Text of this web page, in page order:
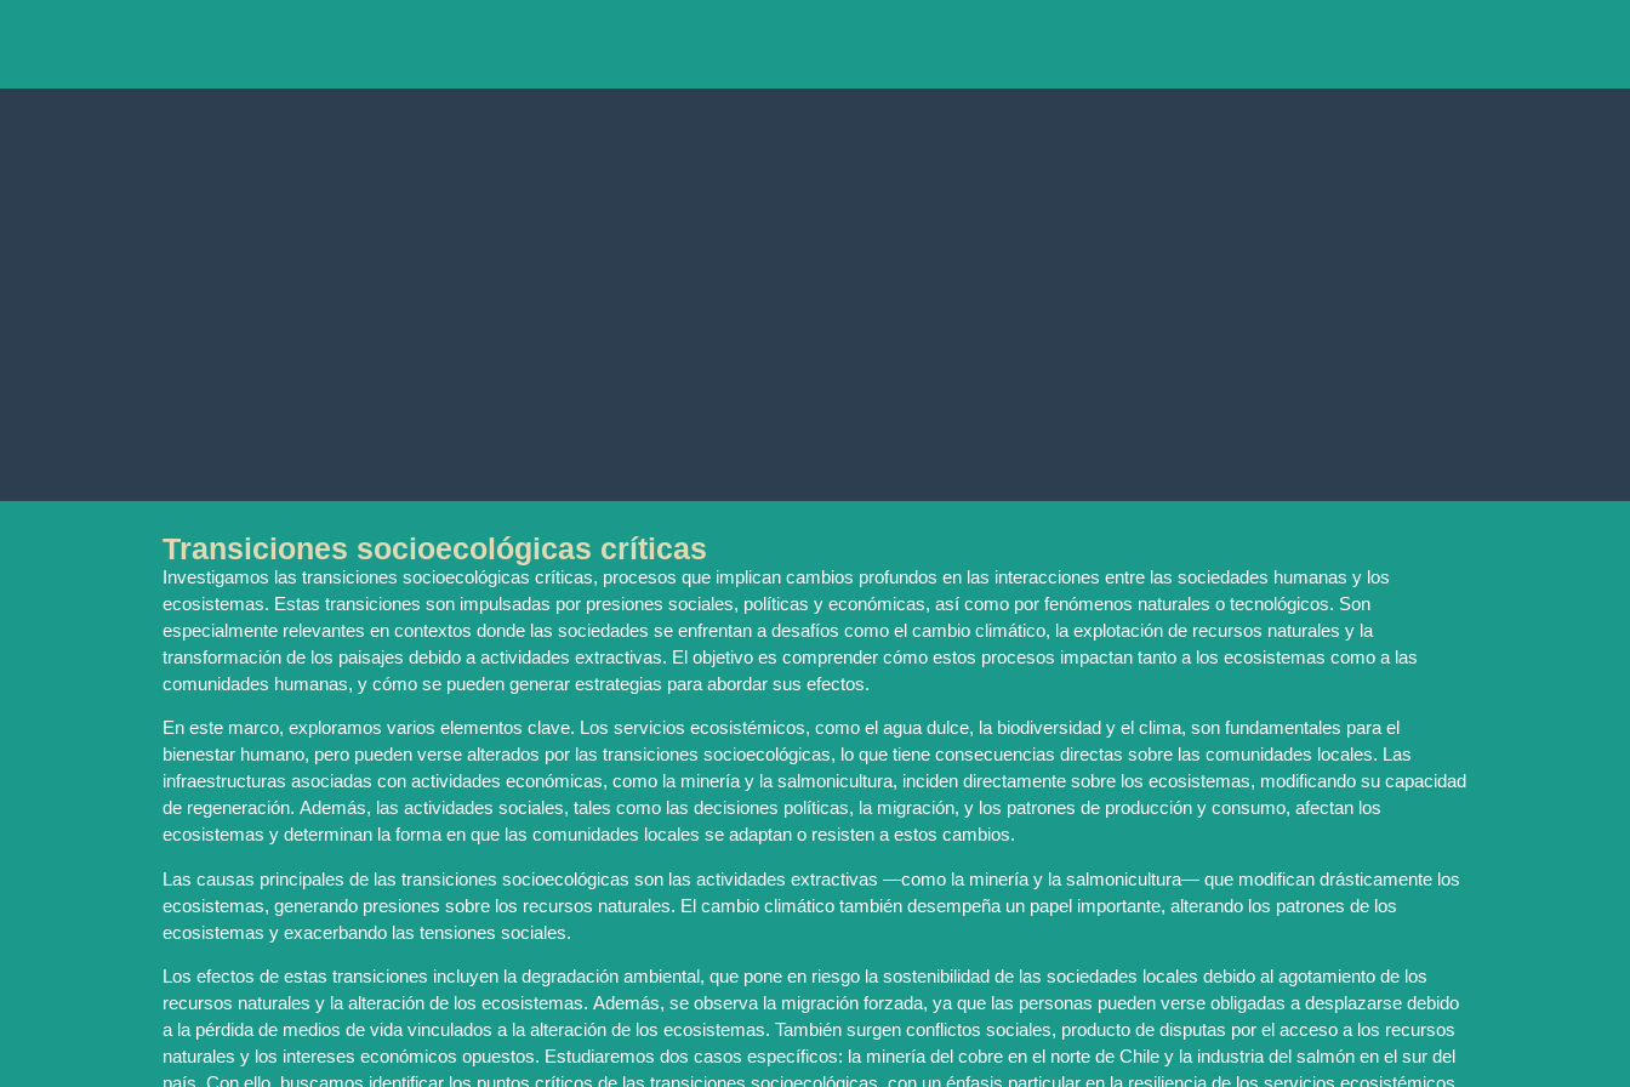
Transiciones socioecológicas críticas
Investigamos las transiciones socioecológicas críticas, procesos que implican cambios profundos en las interacciones entre las sociedades humanas y los
ecosistemas. Estas transiciones son impulsadas por presiones sociales, políticas y económicas, así como por fenómenos naturales o tecnológicos. Son
especialmente relevantes en contextos donde las sociedades se enfrentan a desafíos como el cambio climático, la explotación de recursos naturales y la
transformación de los paisajes debido a actividades extractivas. El objetivo es comprender cómo estos procesos impactan tanto a los ecosistemas como a las
comunidades humanas, y cómo se pueden generar estrategias para abordar sus efectos.
En este marco, exploramos varios elementos clave. Los servicios ecosistémicos, como el agua dulce, la biodiversidad y el clima, son fundamentales para el
bienestar humano, pero pueden verse alterados por las transiciones socioecológicas, lo que tiene consecuencias directas sobre las comunidades locales. Las
infraestructuras asociadas con actividades económicas, como la minería y la salmonicultura, inciden directamente sobre los ecosistemas, modificando su capacidad
de regeneración. Además, las actividades sociales, tales como las decisiones políticas, la migración, y los patrones de producción y consumo, afectan los
ecosistemas y determinan la forma en que las comunidades locales se adaptan o resisten a estos cambios.
Las causas principales de las transiciones socioecológicas son las actividades extractivas —como la minería y la salmonicultura— que modifican drásticamente los
ecosistemas, generando presiones sobre los recursos naturales. El cambio climático también desempeña un papel importante, alterando los patrones de los
ecosistemas y exacerbando las tensiones sociales.
Los efectos de estas transiciones incluyen la degradación ambiental, que pone en riesgo la sostenibilidad de las sociedades locales debido al agotamiento de los
recursos naturales y la alteración de los ecosistemas. Además, se observa la migración forzada, ya que las personas pueden verse obligadas a desplazarse debido
a la pérdida de medios de vida vinculados a la alteración de los ecosistemas. También surgen conflictos sociales, producto de disputas por el acceso a los recursos
naturales y los intereses económicos opuestos. Estudiaremos dos casos específicos: la minería del cobre en el norte de Chile y la industria del salmón en el sur del
país. Con ello, buscamos identificar los puntos críticos de las transiciones socioecológicas, con un énfasis particular en la resiliencia de los servicios ecosistémicos